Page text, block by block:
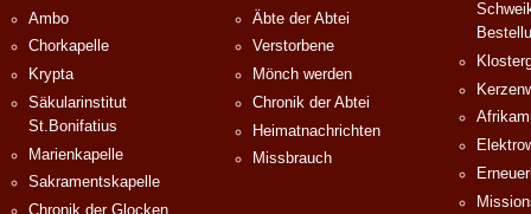
Ambo
Chorkapelle
Krypta
Säkularinstitut
St.Bonifatius
Marienkapelle
Sakramentskapelle
Chronik der Glocken
Äbte der Abtei
Verstorbene
Mönch werden
Chronik der Abtei
Heimatnachrichten
Missbrauch